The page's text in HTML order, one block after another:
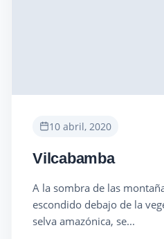
10 abril, 2020
Vilcabamba
A la sombra de las
escondido debajo de la
selva amazónica, se...